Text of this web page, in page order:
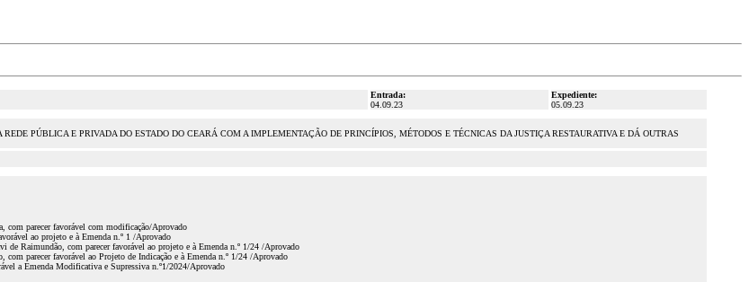
Entrada:
04.09.23
Expediente:
05.09.23
PÚBLICA E PRIVADA DO ESTADO DO CEARÁ COM A IMPLEMENTAÇÃO DE PRINCÍPIOS, MÉTODOS E TÉCNICAS DA JUSTIÇA RESTAURATIVA E DÁ OUTRAS
com parecer favorável com modificação/Aprovado
ao projeto e à Emenda n.º 1 /Aprovado
Raimundão, com parecer favorável ao projeto e à Emenda n.º 1/24 /Aprovado
parecer favorável ao Projeto de Indicação e à Emenda n.º 1/24 /Aprovado
a Emenda Modificativa e Supressiva n.º1/2024/Aprovado